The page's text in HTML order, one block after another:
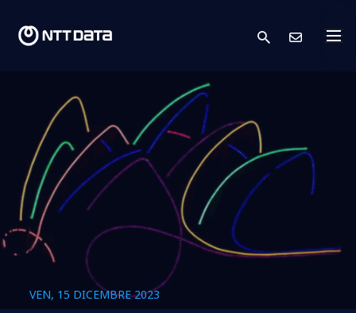
search
VEN, 15 DICEMBRE 2023